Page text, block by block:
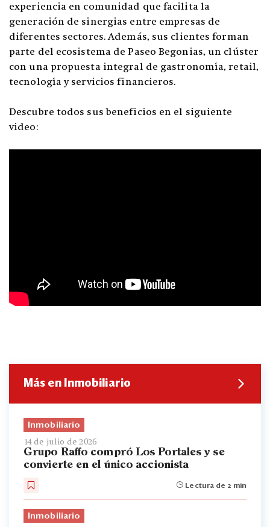
experiencia en comunidad que facilita la
generación de sinergias entre empresas de
diferentes sectores. Además, sus clientes forman
parte del ecosistema de Paseo Begonias, un clúster
con una propuesta integral de gastronomía, retail,
tecnología y servicios financieros.
Descubre todos sus beneficios en el siguiente
video:
Más en Inmobiliario
Inmobiliario
14 de julio de 2026
Grupo Raffo compró Los Portales y se
convierte en el único accionista
Lectura de 2 min
Inmobiliario